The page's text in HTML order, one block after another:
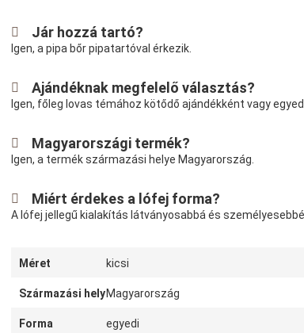
Jár hozzá tartó?
Igen, a pipa bőr pipatartóval érkezik.
Ajándéknak megfelelő választás?
Igen, főleg lovas témához kötődő ajándékként vagy
Magyarországi termék?
Igen, a termék származási helye Magyarország.
Miért érdekes a lófej forma?
A lófej jellegű kialakítás látványosabbá és
Méret kicsi
Származási helyMagyarország
Forma egyedi